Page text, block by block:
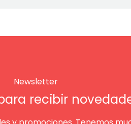
Newsletter
recibir